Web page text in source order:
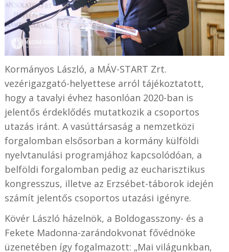
Kormányos László, a MÁV-START Zrt.
vezérigazgató-helyettese arról tájékoztatott,
hogy a tavalyi évhez hasonlóan 2020-ban is
jelentős érdeklődés mutatkozik a csoportos
utazás iránt. A vasúttársaság a nemzetközi
forgalomban elsősorban a kormány külföldi
nyelvtanulási programjához kapcsolódóan, a
belföldi forgalomban pedig az eucharisztikus
kongresszus, illetve az Erzsébet-táborok idején
számít jelentős csoportos utazási igényre.
Kövér László házelnök, a Boldogasszony- és a
Fekete Madonna-zarándokvonat fővédnöke
üzenetében így fogalmazott: „Mai világunkban,